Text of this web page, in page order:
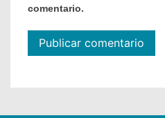
comentario.